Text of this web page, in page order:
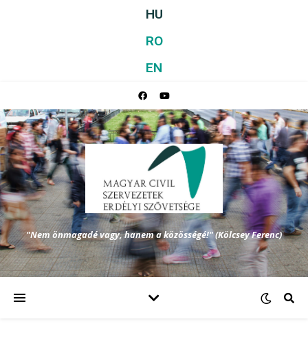
HU
RO
EN
"Nem önmagadé vagy, hanem a közösségé!" (Kölcsey Ferenc)